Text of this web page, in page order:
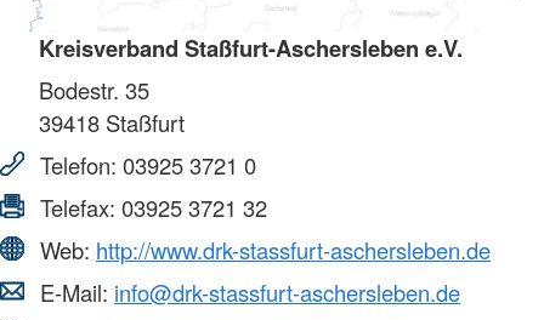
Kreisverband Staßfurt-Aschersleben e.V.
Bodestr. 35
39418 Staßfurt
Telefon: 03925 3721 0
Telefax: 03925 3721 32
Web: http://www.drk-stassfurt-aschersleben.de
E-Mail: info@drk-stassfurt-aschersleben.de